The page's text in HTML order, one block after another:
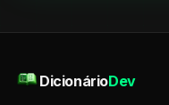
DicionárioDev